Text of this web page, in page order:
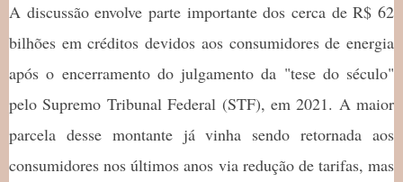
A discussão envolve parte importante dos cerca de R$ 62
bilhões em créditos devidos aos consumidores de energia
após o encerramento do julgamento da "tese do século"
pelo Supremo Tribunal Federal (STF), em 2021. A maior
parcela desse montante já vinha sendo retornada aos
consumidores nos últimos anos via redução de tarifas, mas